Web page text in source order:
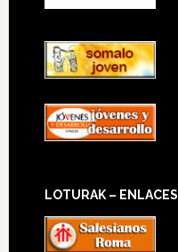
LOTURAK – ENLACES